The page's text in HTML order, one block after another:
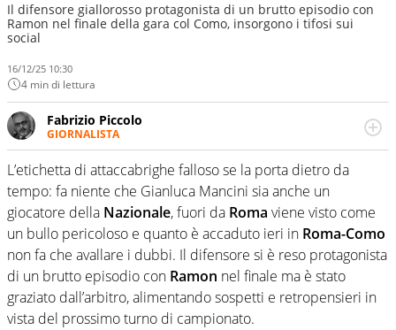
Il difensore giallorosso protagonista di un brutto episodio con
Ramon nel finale della gara col Como, insorgono i tifosi sui
social
16/12/25 10:30
4 min di lettura
Fabrizio Piccolo
GIORNALISTA
Nella sua carriera ha seguito numerose manifestazioni
sportive e collaborato con agenzie e testate. Esperienza,
competenza, conoscenza e memoria storica. Si occupa
prevalentemente di calcio
L’etichetta di attaccabrighe falloso se la porta dietro da
tempo: fa niente che Gianluca Mancini sia anche un
giocatore della Nazionale, fuori da Roma viene visto come
un bullo pericoloso e quanto è accaduto ieri in Roma-Como
non fa che avallare i dubbi. Il difensore si è reso protagonista
di un brutto episodio con Ramon nel finale ma è stato
graziato dall’arbitro, alimentando sospetti e retropensieri in
vista del prossimo turno di campionato.